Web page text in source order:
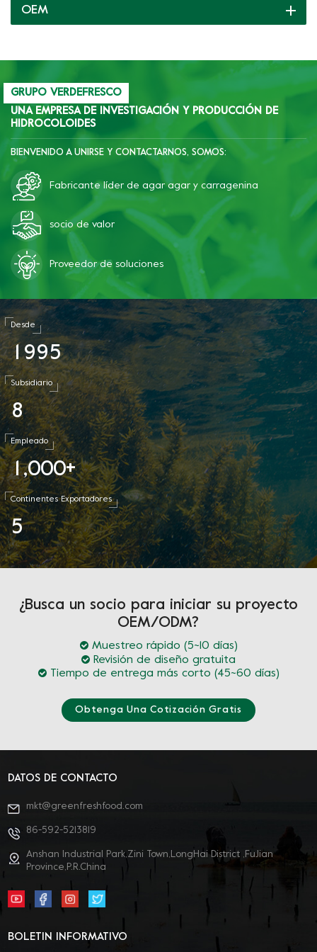
brindamos soporte
OEM
GRUPO VERDEFRESCO
UNA EMPRESA DE INVESTIGACIÓN Y PRODUCCIÓN DE
HIDROCOLOIDES
BIENVENIDO A UNIRSE Y CONTACTARNOS, SOMOS:
Fabricante líder de agar agar y carragenina
socio de valor
Proveedor de soluciones
Desde
1 995
Subsidiario
8
Empleado
1 ,000+
Continentes Exportadores
5
¿Busca un socio para iniciar su proyecto
OEM/ODM?
Muestreo rápido (5~10 días)
Revisión de diseño gratuita
Tiempo de entrega más corto (45~60 días)
Obtenga Una Cotización Gratis
DATOS DE CONTACTO
mkt@greenfreshfood.com
86-592-5213819
Anshan Industrial Park,Zini Town,LongHai District ,FuJian
Province,P.R.China
BOLETIN INFORMATIVO